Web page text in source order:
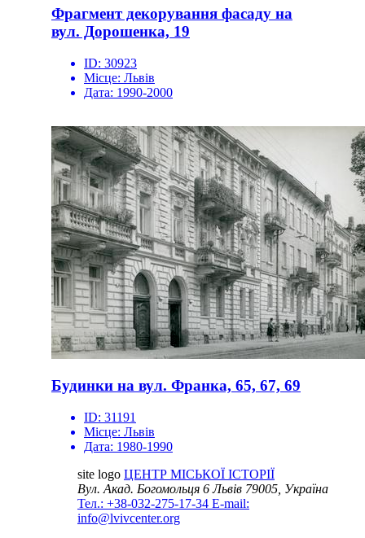
Фрагмент декорування фасаду на
вул. Дорошенка, 19
ID: 30923
Місце: Львів
Дата: 1990-2000
Будинки на вул. Франка, 65, 67, 69
ID: 31191
Місце: Львів
Дата: 1980-1990
site logo ЦЕНТР МІСЬКОЇ ІСТОРІЇ
Вул. Акад. Богомольця 6Львів 79005, Україна
Тел.: +38-032-275-17-34 E-mail:
info@lvivcenter.org